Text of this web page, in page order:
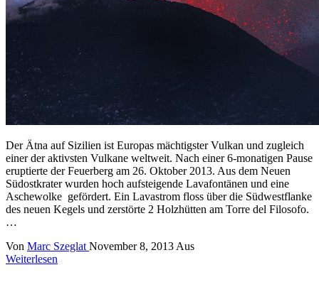
Der Ätna auf Sizilien ist Europas mächtigster Vulkan und zugleich
einer der aktivsten Vulkane weltweit. Nach einer 6-monatigen Pause
eruptierte der Feuerberg am 26. Oktober 2013. Aus dem Neuen
Südostkrater wurden hoch aufsteigende Lavafontänen und eine
Aschewolke gefördert. Ein Lavastrom floss über die Südwestflanke
des neuen Kegels und zerstörte 2 Holzhütten am Torre del Filosofo.
…
Von Marc Szeglat November 8, 2013 Aus
Weiterlesen